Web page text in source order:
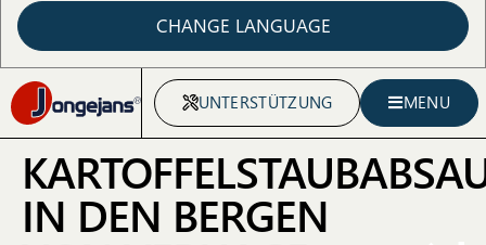
CHANGE LANGUAGE
UNTERSTÜTZUNG MENU
IN DEN BERGEN